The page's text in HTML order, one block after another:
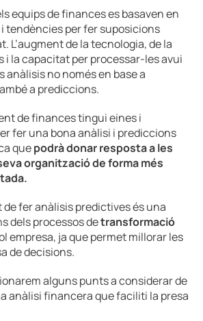
equips de finances es basaven en
tendències per fer suposicions
L’augment de la tecnologia, de la
i la capacitat per processar-les avui
anàlisis no només en base a
a prediccions.
de finances tingui eines i
fer una bona anàlisi i prediccions
quepodrà donar resposta a les
organització de forma més
fer anàlisis predictives és una
dels processos detransformació
empresa, ja que permet millorar les
de decisions.
alguns punts a considerar de
anàlisi financera que faciliti la presa